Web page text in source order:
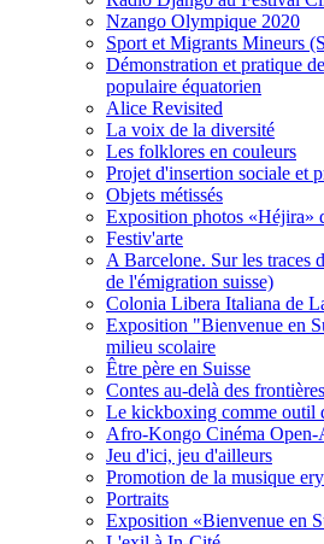
Nzango Olympique 2020
Sport et Migrants Mineurs
Démonstration et pratique
populaire équatorien
Alice Revisited
La voix de la diversité
Les folklores en couleurs
Projet d'insertion sociale et
Objets métissés
Exposition photos «Héjira»
Festiv'arte
A Barcelone. Sur les traces
de l'émigration suisse)
Colonia Libera Italiana de
Exposition "Bienvenue en
milieu scolaire
Être père en Suisse
Contes au-delà des frontières
Le kickboxing comme outil
Afro-Kongo Cinéma
Jeu d'ici, jeu d'ailleurs
Promotion de la musique
Portraits
Exposition «Bienvenue en